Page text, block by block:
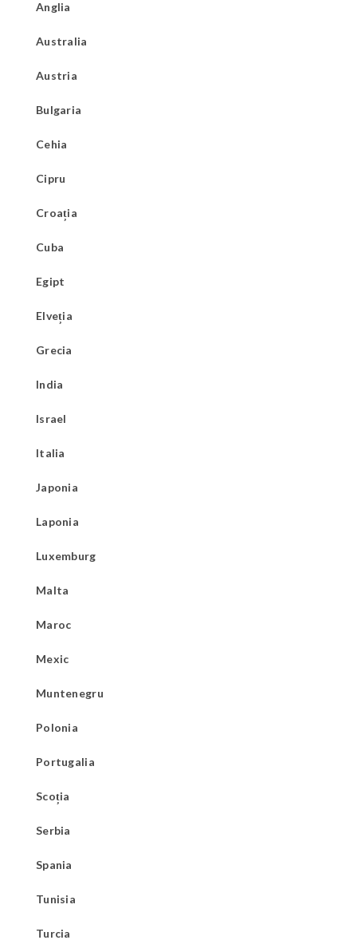
Anglia
Australia
Austria
Bulgaria
Cehia
Cipru
Croația
Cuba
Egipt
Elveția
Grecia
India
Israel
Italia
Japonia
Laponia
Luxemburg
Malta
Maroc
Mexic
Muntenegru
Polonia
Portugalia
Scoția
Serbia
Spania
Tunisia
Turcia